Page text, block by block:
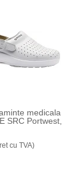
medicala
SRC Portwest,
cu TVA)